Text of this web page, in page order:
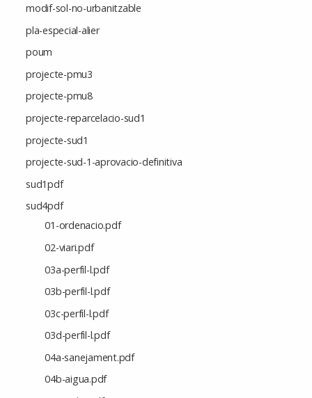
modif-sol-no-urbanitzable
pla-especial-alier
poum
projecte-pmu3
projecte-pmu8
projecte-reparcelacio-sud1
projecte-sud1
projecte-sud-1-aprovacio-definitiva
sud1pdf
sud4pdf
01-ordenacio.pdf
02-viari.pdf
03a-perfil-l.pdf
03b-perfil-l.pdf
03c-perfil-l.pdf
03d-perfil-l.pdf
04a-sanejament.pdf
04b-aigua.pdf